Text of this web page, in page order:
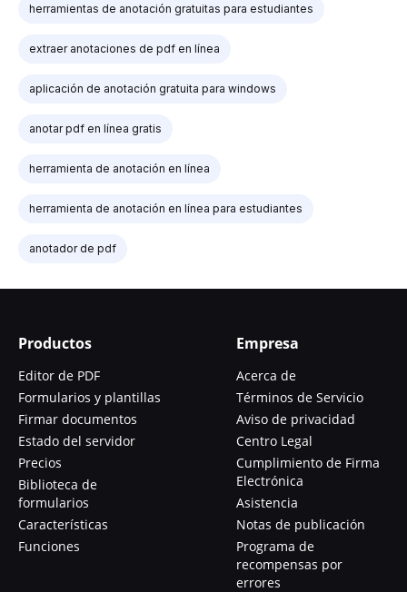
herramientas de anotación gratuitas para estudiantes
extraer anotaciones de pdf en línea
aplicación de anotación gratuita para windows
anotar pdf en línea gratis
herramienta de anotación en línea
herramienta de anotación en línea para estudiantes
anotador de pdf
Productos
Editor de PDF
Formularios y plantillas
Firmar documentos
Estado del servidor
Precios
Biblioteca de
formularios
Características
Funciones
Empresa
Acerca de
Términos de Servicio
Aviso de privacidad
Centro Legal
Cumplimiento de Firma
Electrónica
Asistencia
Notas de publicación
Programa de
recompensas por
errores